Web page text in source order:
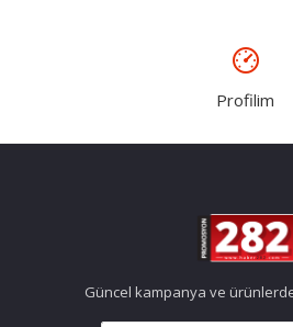
Profilim
Güncel kampanya ve